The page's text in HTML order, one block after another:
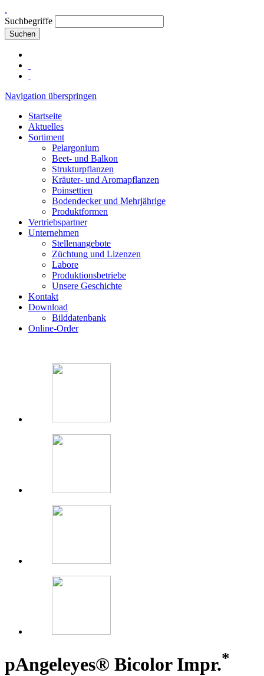
.
Suchbegriffe
Suchen
Navigation überspringen
Startseite
Aktuelles
Sortiment
Pelargonium
Beet- und Balkon
Strukturpflanzen
Kräuter- und Aromapflanzen
Poinsettien
Bodendecker und Mehrjährige
Produktformen
Vertriebspartner
Unternehmen
Stellenangebote
Züchtung und Lizenzen
Labore
Produktionsbetriebe
Unsere Geschichte
Kontakt
Download
Bilddatenbank
Online-Order
pAngeleyes® Bicolor Impr.*